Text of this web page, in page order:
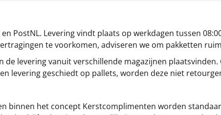
PostNL. Levering vindt plaats op werkdagen tussen
te voorkomen, adviseren we om pakketten
de levering vanuit verschillende magazijnen
levering geschiedt op pallets, worden deze niet
binnen het concept Kerstcomplimenten worden